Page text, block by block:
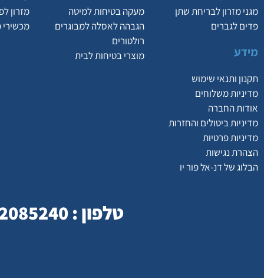
מגני מזרון לבריחת שתן
פדים לגברים
מידע
תקנון ותנאי שימוש
מדיניות משלוחים
אודות החברה
מדיניות ביטולים והחזרות
מדיניות פרטיות
הצהרת נגישות
הבלוג של דנ-אל פור יו
מעקה בטיחות למיטה
הגבהה לאסלה למבוגרים
רולטורים
מוצרי בטיחות לבית
מזרון
טלפון : 077-2085240 | כתובת : המסילה 23 , נשר